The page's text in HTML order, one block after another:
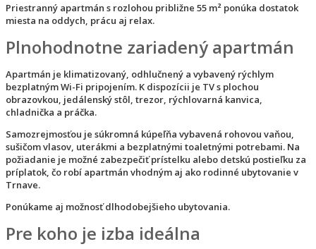
Priestranný apartmán s rozlohou približne 55 m² ponúka dostatok
miesta na oddych, prácu aj relax.
Plnohodnotne zariadený apartmán
Apartmán je klimatizovaný, odhlučnený a vybavený rýchlym
bezplatným Wi-Fi pripojením. K dispozícii je TV s plochou
obrazovkou, jedálenský stôl, trezor, rýchlovarná kanvica,
chladnička a práčka.
Samozrejmosťou je súkromná kúpeľňa vybavená rohovou vaňou,
sušičom vlasov, uterákmi a bezplatnými toaletnými potrebami. Na
požiadanie je možné zabezpečiť prístelku alebo detskú postieľku za
príplatok, čo robí apartmán vhodným aj ako rodinné ubytovanie v
Trnave.
Ponúkame aj možnosť dlhodobejšieho ubytovania.
Pre koho je izba ideálna